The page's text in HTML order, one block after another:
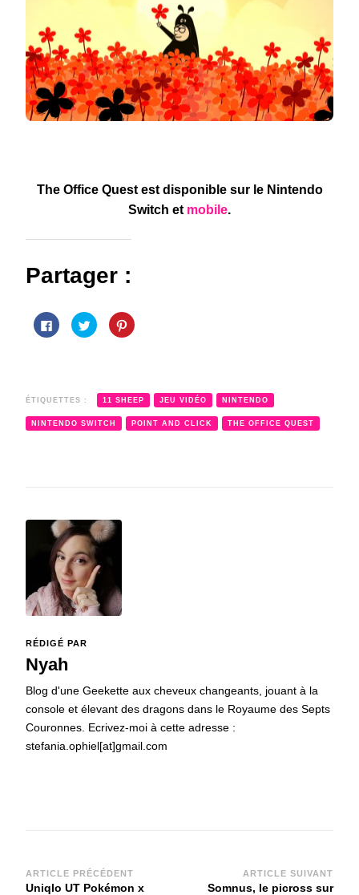
The Office Quest est disponible sur le Nintendo
Switch et mobile.
Partager :
Cliquez
pour
partager
fenêtre)
Cliquez
pour
partager
fenêtre)
Cliquez
pour
fenêtre)
ÉTIQUETTES : 11 SHEEP JEU VIDÉO NINTENDO
NINTENDO SWITCH POINT AND CLICK THE OFFICE QUEST
RÉDIGÉ PAR
Nyah
Blog d'une Geekette aux cheveux changeants, jouant à la
console et élevant des dragons dans le Royaume des Septs
Couronnes. Ecrivez-moi à cette adresse :
stefania.ophiel[at]gmail.com
Navigation
ARTICLE PRÉCÉDENT
Uniqlo UT Pokémon x
ARTICLE SUIVANT
Somnus, le picross sur